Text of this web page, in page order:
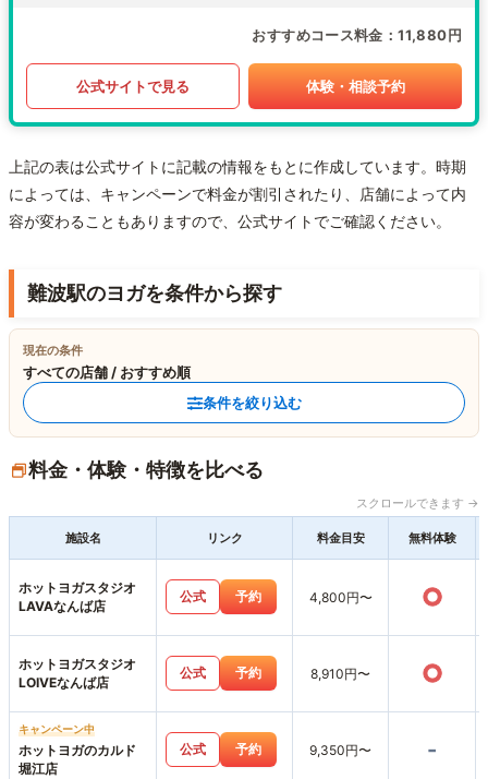
おすすめコース料金 11,880円
公式サイトで見る 体験・相談予約
上記の表は公式サイトに記載の情報をもとに作成しています。時期
によっては、キャンペーンで料金が割引されたり、店舗によって内
容が変わることもありますので、公式サイトでご確認ください。
難波駅のヨガを条件から探す
現在の条件
すべての店舗 / おすすめ順
条件を絞り込む
料金・体験・特徴を比べる
スクロールできます →
施設名 リンク 料金目安 無料体験
ホットヨガスタジオ
LAVAなんば店
公式 予約 4,800円〜 ○
ホットヨガスタジオ
LOIVEなんば店
公式 予約 8,910円〜 ○
キャンペーン中
ホットヨガのカルド
堀江店
公式 予約 9,350円〜 -